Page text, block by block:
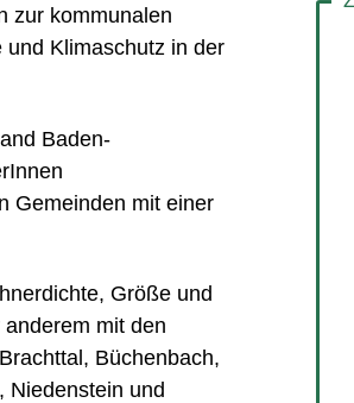
zur kommunalen
und Klimaschutz in der
Baden-
Gemeinden mit einer
Größe und
mit den
Brachttal , Büchenbach,
, Niedenstein und